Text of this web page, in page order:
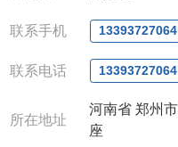
联系人: 沈晓东(欢
联系手机 13393727064
联系电话
所在地址
河南省 郑州
座